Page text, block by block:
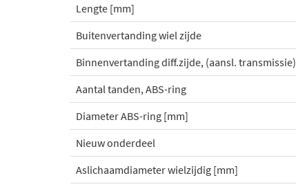
Lengte [mm]
Buitenvertanding wiel zijde
Binnenvertanding diff.zijde, (aansl. transmissie)
Aantal tanden, ABS-ring
Diameter ABS-ring [mm]
Nieuw onderdeel
Aslichaamdiameter wielzijdig [mm]